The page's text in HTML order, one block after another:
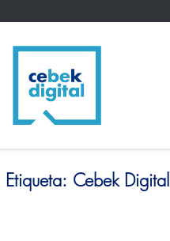
Etiqueta: Cebek Digital